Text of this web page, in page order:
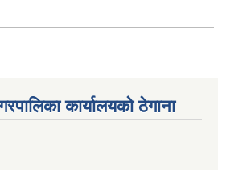
कार्यालयको ठेगाना